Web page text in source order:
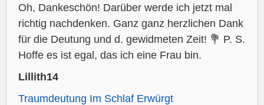
Oh, Dankeschön! Darüber werde ich jetzt mal
richtig nachdenken. Ganz ganz herzlichen Dank
für die Deutung und d. gewidmeten Zeit! 💐 P. S.
Hoffe es ist egal, das ich eine Frau bin.
Lillith14
Traumdeutung Im Schlaf Erwürgt